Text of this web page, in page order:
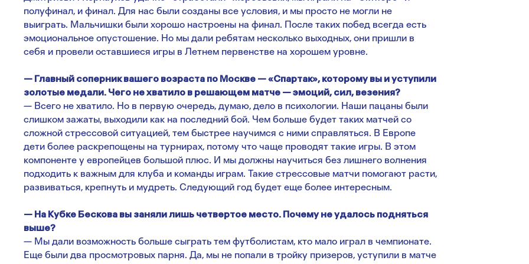
полуфинал, и финал. Для нас были созданы все условия, и мы просто не могли не
выиграть. Мальчишки были хорошо настроены на финал. После таких побед всегда есть
эмоциональное опустошение. Но мы дали ребятам несколько выходных, они пришли в
себя и провели оставшиеся игры в Летнем первенстве на хорошем уровне.
— Главный соперник вашего возраста по Москве — «Спартак», которому вы и уступили
золотые медали. Чего не хватило в решающем матче — эмоций, сил, везения?
— Всего не хватило. Но в первую очередь, думаю, дело в психологии. Наши пацаны были
слишком зажаты, выходили как на последний бой. Чем больше будет таких матчей со
сложной стрессовой ситуацией, тем быстрее научимся с ними справляться. В Европе
дети более раскрепощены на турнирах, потому что чаще проводят такие игры. В этом
компоненте у европейцев большой плюс. И мы должны научиться без лишнего волнения
подходить к важным для клуба и команды играм. Такие стрессовые матчи помогают расти,
развиваться, крепнуть и мудреть. Следующий год будет еще более интересным.
— На Кубке Бескова вы заняли лишь четвертое место. Почему не удалось подняться
выше?
— Мы дали возможность больше сыграть тем футболистам, кто мало играл в чемпионате.
Еще были два просмотровых парня. Да, мы не попали в тройку призеров, уступили в матче